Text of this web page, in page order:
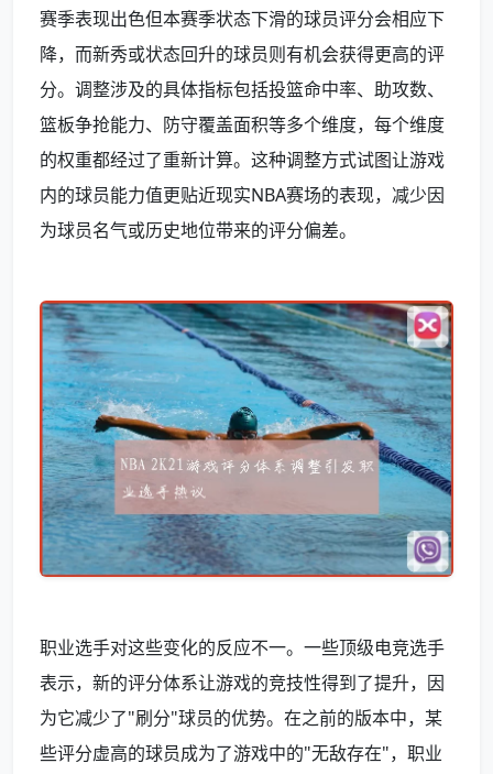
赛季表现出色但本赛季状态下滑的球员评分会相应下
降，而新秀或状态回升的球员则有机会获得更高的评
分。调整涉及的具体指标包括投篮命中率、助攻数、
篮板争抢能力、防守覆盖面积等多个维度，每个维度
的权重都经过了重新计算。这种调整方式试图让游戏
内的球员能力值更贴近现实NBA赛场的表现，减少因
为球员名气或历史地位带来的评分偏差。
职业选手对这些变化的反应不一。一些顶级电竞选手
表示，新的评分体系让游戏的竞技性得到了提升，因
为它减少了"刷分"球员的优势。在之前的版本中，某
些评分虚高的球员成为了游戏中的"无敌存在"，职业